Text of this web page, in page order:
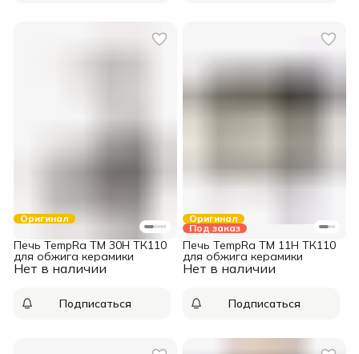
Оригинал
Нет в наличии
Печь TempRa TM 30H ТК110
для обжига керамики
Подписаться
Оригинал
Под заказ
Нет в наличии
Печь TempRa TM 11H ТК110
для обжига керамики
Подписаться